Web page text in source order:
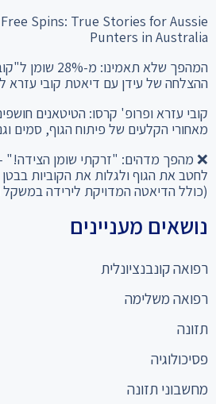
קובי עזרא ופרופ' קרסו: הטיטאנים
❌ מהפך מדהים: "זרקתי שומן הצידה!" –
(כולל הדיאטה המדויקת לירידה במשקל
נושאים מעניינים
רפואה קונבנציונלית
רפואה משלימה
תזונה
פסיכולוגיה
מחשבוני תזונה
כניסה למומחים